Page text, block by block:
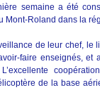
semaine a été
Mont-Roland dans la
de leur chef, le
faire enseignés,
de la base